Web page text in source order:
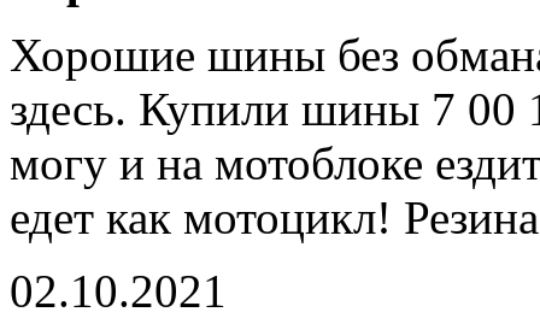
Хорошие шины без
здесь. Купили шины 7 00
могу и на мотоблоке
едет как мотоцикл!
02.10.2021